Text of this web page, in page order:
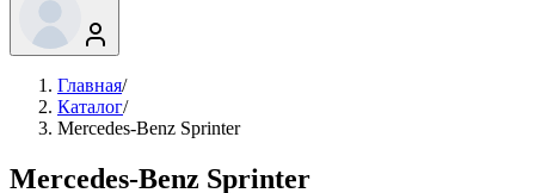
Главная/
Каталог/
Mercedes-Benz Sprinter
Mercedes-Benz Sprinter